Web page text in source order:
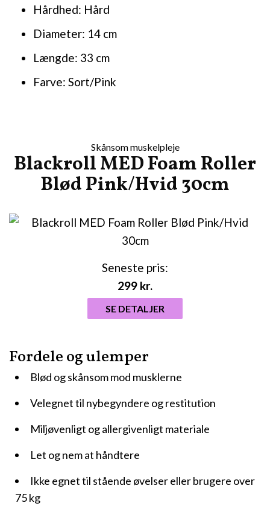
Hårdhed: Hård
Diameter: 14 cm
Længde: 33 cm
Farve: Sort/Pink
Skånsom muskelpleje
Blackroll MED Foam Roller
Blød Pink/Hvid 30cm
Fordele og ulemper
Blød og skånsom mod musklerne
Velegnet til nybegyndere og restitution
Miljøvenligt og allergivenligt materiale
Let og nem at håndtere
Ikke egnet til stående øvelser eller brugere over
75 kg
Seneste pris:
299 kr.
SE DETALJER